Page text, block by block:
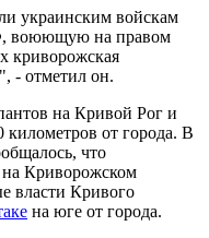
украинским войскам
воюющую на правом
криворожская
- отметил он.
на Кривой Рог и
километров от города. В
что
Криворожском
власти Кривого
на юге от города.